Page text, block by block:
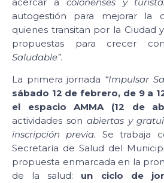
autogestión para mejorar la
quienes transitan por la Ciudad
propuestas para crecer
Saludable”.
La primera jornada “Impulsar
sábado 12 de febrero, de 9 a
el espacio AMMA (12 de
actividades son abiertas y
inscripción previa. Se trabaja
Secretaría de Salud del
propuesta enmarcada en la
de la salud: un ciclo de